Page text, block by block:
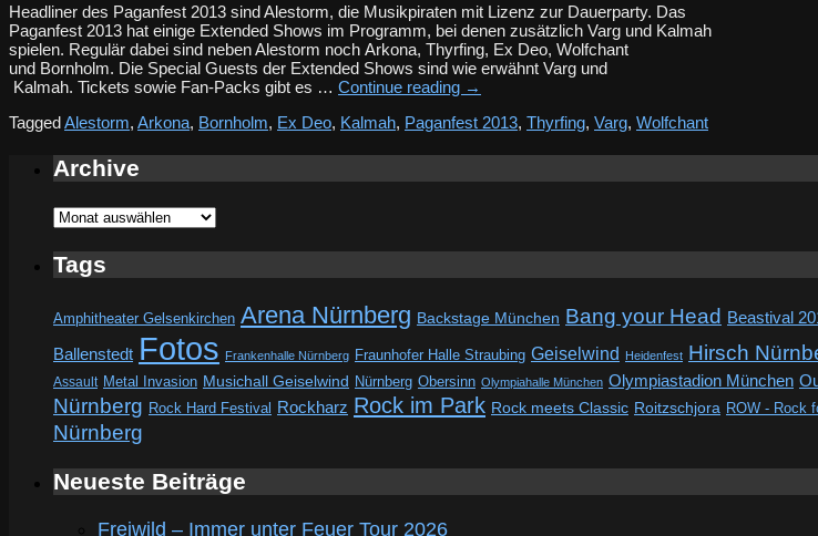
Headliner des Paganfest 2013 sind Alestorm, die Musikpiraten mit Lizenz zur Dauerparty. Das
Paganfest 2013 hat einige Extended Shows im Programm, bei denen zusätzlich Varg und Kalmah
spielen. Regulär dabei sind neben Alestorm noch Arkona, Thyrfing, Ex Deo, Wolfchant
und Bornholm. Die Special Guests der Extended Shows sind wie erwähnt Varg und
Kalmah. Tickets sowie Fan-Packs gibt es … Continue reading →
TaggedAlestorm, Arkona, Bornholm, Ex Deo, Kalmah, Paganfest 2013, Thyrfing, Varg, Wolfchant
Archive
Archive
Tags
Amphitheater Gelsenkirchen Arena Nürnberg Backstage München Bang your Head Beastival
Ballenstedt Fotos Frankenhalle Nürnberg Fraunhofer Halle Straubing Geiselwind Heidenfest Hirsch
Assault Metal Invasion Musichall Geiselwind Nürnberg Obersinn Olympiahalle München Olympiastadion München
Nürnberg Rock Hard Festival Rockharz Rock im Park Rock meets Classic Roitzschjora ROW - Rock
Nürnberg
Neueste Beiträge
Freiwild – Immer unter Feuer Tour 2026